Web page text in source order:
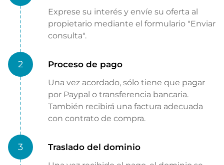
Exprese su interés y envíe su oferta al
propietario mediante el formulario "Enviar
consulta".
2 Proceso de pago
Una vez acordado, sólo tiene que pagar
por Paypal o transferencia bancaria.
También recibirá una factura adecuada
con contrato de compra.
3 Traslado del dominio